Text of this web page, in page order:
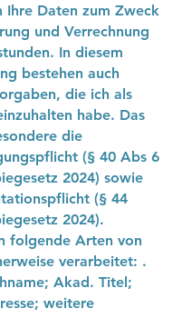
Ihre Daten zum Zweck
und Verrechnung
In diesem
bestehen auch
die ich als
habe. Das
die
(§ 40 Abs 6
2024) sowie
(§ 44
2024).
folgende Arten von
verarbeitet: .
Akad. Titel;
weitere